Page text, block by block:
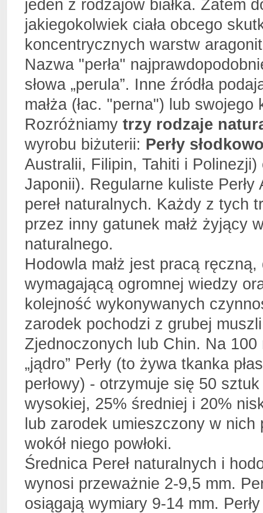
jeden z rodzajów białka. Zatem
jakiegokolwiek ciała obcego
koncentrycznych warstw
Nazwa "perła"
słowa „perula”. Inne źródła
małża (łac. "perna") lub
Rozróżniamy trzy rodzaje
wyrobu biżuterii: Perły
Australii, Filipin, Tahiti i
Japonii). Regularne kuliste
pereł naturalnych. Każdy z tych
przez inny gatunek małż żyjący
naturalnego.
Hodowla małż jest pracą ręczną,
wymagającą ogromnej wiedzy
kolejność wykonywanych
zarodek pochodzi z grubej
Zjednoczonych lub Chin. Na
„jądro” Perły (to żywa tkanka
perłowy) - otrzymuje się 50
wysokiej, 25% średniej i 20%
lub zarodek umieszczony w nich
wokół niego powłoki.
Średnica Pereł naturalnych i
wynosi przeważnie 2-9,5 mm.
osiągają wymiary 9-14 mm.